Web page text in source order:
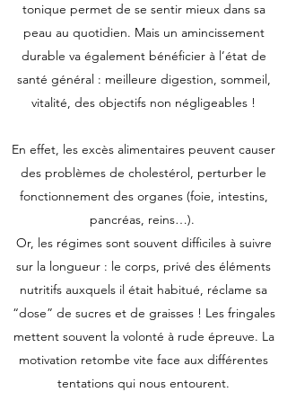
tonique permet de se sentir mieux dans sa
peau au quotidien. Mais un amincissement
durable va également bénéficier à l’état de
santé général : meilleure digestion, sommeil,
vitalité, des objectifs non négligeables !
En effet, les excès alimentaires peuvent causer
des problèmes de cholestérol, perturber le
fonctionnement des organes (foie, intestins,
pancréas, reins…).
Or, les régimes sont souvent difficiles à suivre
sur la longueur : le corps, privé des éléments
nutritifs auxquels il était habitué, réclame sa
“dose” de sucres et de graisses ! Les fringales
mettent souvent la volonté à rude épreuve. La
motivation retombe vite face aux différentes
tentations qui nous entourent.